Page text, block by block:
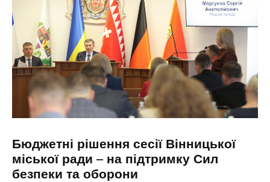
Бюджетні рішення сесії Вінницької
міської ради – на підтримку Сил
безпеки та оборони